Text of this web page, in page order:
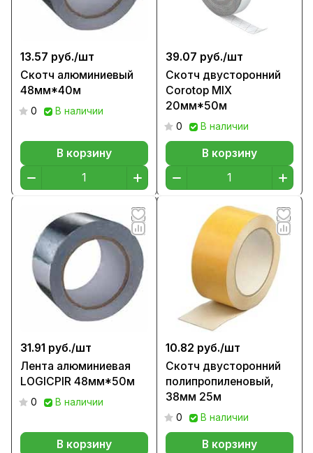
13.57 руб./шт
Скотч алюминиевый
48мм*40м
0 В наличии
В корзину
39.07 руб./шт
Скотч двусторонний
Corotop MIX
20мм*50м
0 В наличии
В корзину
31.91 руб./шт
Лента алюминиевая
LOGICPIR 48мм*50м
0 В наличии
В корзину
10.82 руб./шт
Скотч двусторонний
полипропиленовый,
38мм 25м
0 В наличии
В корзину